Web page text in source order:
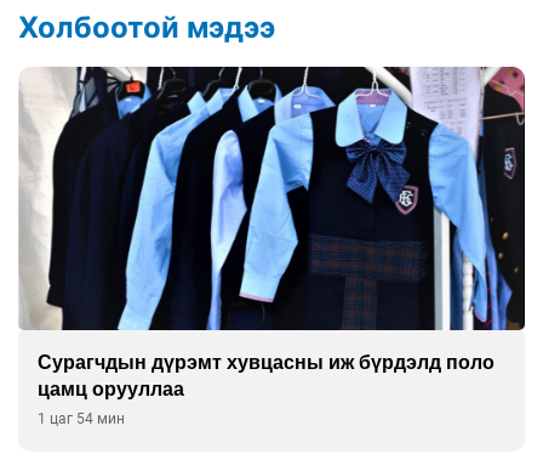
Холбоотой мэдээ
Сурагчдын дүрэмт хувцасны иж бүрдэлд поло
цамц орууллаа
1 цаг 54 мин